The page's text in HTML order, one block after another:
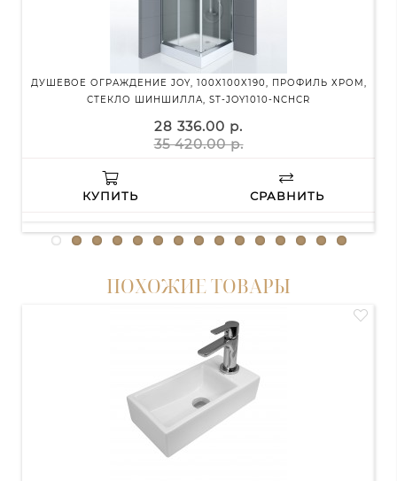
ДУШЕВОЕ ОГРАЖДЕНИЕ JOY, 100X100X190, ПРОФИЛЬ ХРОМ,
СТЕКЛО ШИНШИЛЛА, ST-JOY1010-NCHCR
28 336.00 р.
35 420.00 р.
КУПИТЬ СРАВНИТЬ
ПОХОЖИЕ ТОВАРЫ